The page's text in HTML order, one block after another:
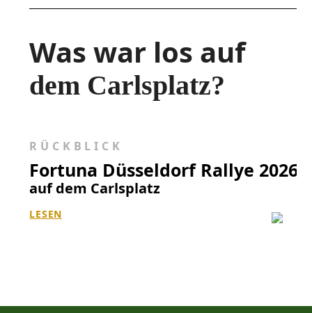
Was war los auf
dem Carlsplatz?
RÜCKBLICK
Fortuna Düsseldorf Rallye 2026
auf dem Carlsplatz
LESEN